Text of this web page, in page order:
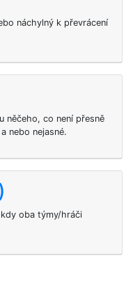
náchylný k převrácení
něčeho, co není přesně
nebo nejasné.
oba týmy/hráči